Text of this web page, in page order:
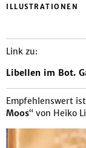
ILLUSTRATIONEN
Link zu:
Libellen im Bot.
Empfehlenswert
Moos“ von Heiko